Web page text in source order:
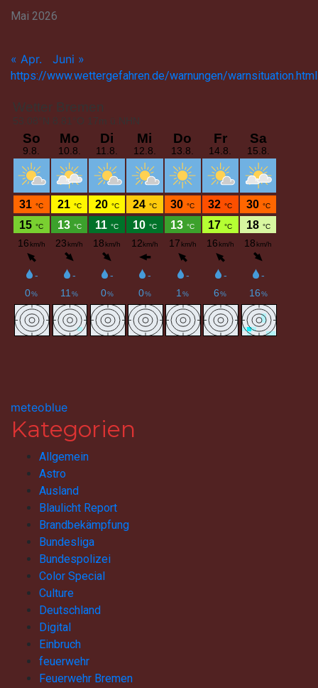
Mai 2026
« Apr. Juni »
https://www.wettergefahren.de/warnungen/warnsituation.html
meteoblue
Kategorien
Allgemein
Astro
Ausland
Blaulicht Report
Brandbekämpfung
Bundesliga
Bundespolizei
Color Special
Culture
Deutschland
Digital
Einbruch
feuerwehr
Feuerwehr Bremen